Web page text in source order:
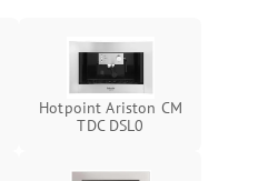
Hotpoint Ariston CM
TDC DSL0